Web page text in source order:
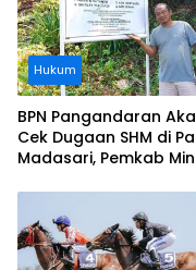
Hukum
BPN Pangandaran
Cek Dugaan SHM di
Madasari, Pemkab